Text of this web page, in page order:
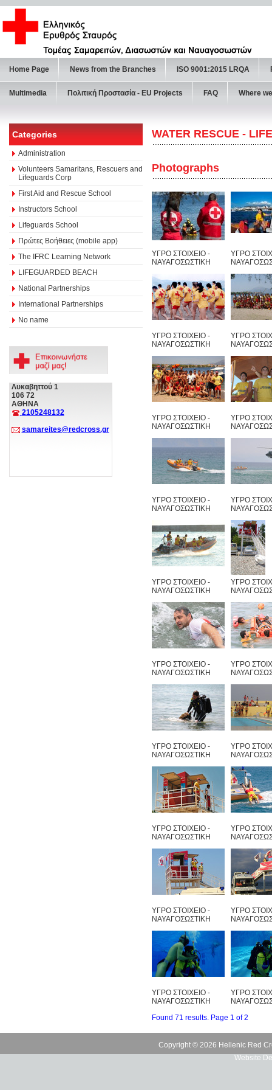
Home Page News from the Branches ISO 9001:2015 LRQA
Multimedia Πολιτική Προστασία - ΕU Projects FAQ Where
Categories
Administration
Volunteers Samaritans, Rescuers and
Lifeguards Corp
First Aid and Rescue School
Instructors School
Lifeguards School
Πρώτες Βοήθειες (mobile app)
The IFRC Learning Network
LIFEGUARDED BEACH
National Partnerships
International Partnerships
No name
Λυκαβηττού 1
106 72
ΑΘΗΝΑ
2105248132
samareites@redcross.gr
WATER RESCUE -
Photographs
ΥΓΡΟ ΣΤΟΙΧΕΙΟ -
ΝΑΥΑΓΟΣΩΣΤΙΚΗ
ΥΓΡΟ
ΥΓΡΟ ΣΤΟΙΧΕΙΟ -
ΝΑΥΑΓΟΣΩΣΤΙΚΗ
ΥΓΡΟ
ΥΓΡΟ ΣΤΟΙΧΕΙΟ -
ΝΑΥΑΓΟΣΩΣΤΙΚΗ
ΥΓΡΟ
ΥΓΡΟ ΣΤΟΙΧΕΙΟ -
ΝΑΥΑΓΟΣΩΣΤΙΚΗ
ΥΓΡΟ
ΥΓΡΟ ΣΤΟΙΧΕΙΟ -
ΝΑΥΑΓΟΣΩΣΤΙΚΗ
ΥΓΡΟ
ΥΓΡΟ ΣΤΟΙΧΕΙΟ -
ΝΑΥΑΓΟΣΩΣΤΙΚΗ
ΥΓΡΟ
ΥΓΡΟ ΣΤΟΙΧΕΙΟ -
ΝΑΥΑΓΟΣΩΣΤΙΚΗ
ΥΓΡΟ
ΥΓΡΟ ΣΤΟΙΧΕΙΟ -
ΝΑΥΑΓΟΣΩΣΤΙΚΗ
ΥΓΡΟ
ΥΓΡΟ ΣΤΟΙΧΕΙΟ -
ΝΑΥΑΓΟΣΩΣΤΙΚΗ
ΥΓΡΟ
ΥΓΡΟ ΣΤΟΙΧΕΙΟ -
ΝΑΥΑΓΟΣΩΣΤΙΚΗ
ΥΓΡΟ
Found 71 results. Page 1 of 2
Copyright © 2026 Hellenic Red
Website